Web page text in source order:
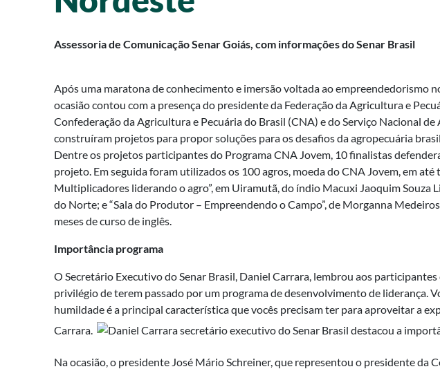
Assessoria de Comunicação Senar Goiás, com informações do Senar Brasil
Após uma maratona de conhecimento e imersão voltada ao empreendedorismo
ocasião contou com a presença do presidente da Federação da Agricultura e
Confederação da Agricultura e Pecuária do Brasil (CNA) e do Serviço Nacional
construíram projetos para propor soluções para os desafios da agropecuária
Dentre os projetos participantes do Programa CNA Jovem, 10 finalistas
projeto. Em seguida foram utilizados os 100 agros, moeda do CNA Jovem, em
Multiplicadores liderando o agro”, em Uiramutã, do índio Macuxi Jaoquim Souza
do Norte; e “Sala do Produtor – Empreendendo o Campo”, de Morganna
meses de curso de inglês.
Importância programa
O Secretário Executivo do Senar Brasil, Daniel Carrara, lembrou aos
privilégio de terem passado por um programa de desenvolvimento de liderança.
humildade é a principal característica que vocês precisam ter para aproveitar a
Carrara.
Na ocasião, o presidente José Mário Schreiner, que representou o presidente